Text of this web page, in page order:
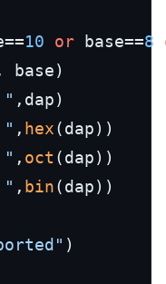
10 or base==8
base)
" ,dap)
" , hex(dap))
" , oct (dap))
" , bin(dap))